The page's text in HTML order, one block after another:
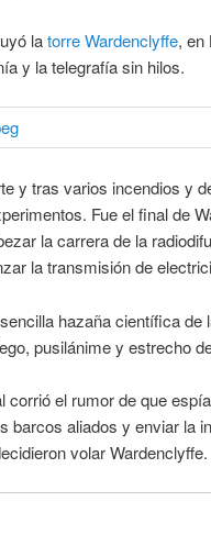
latorre Wardenclyffe, en
y la telegrafía sin hilos.
y tras varios incendios y
Fue el final de
la carrera de la
la transmisión de
hazaña científica de
pusilánime y estrecho
corrió el rumor de que
barcos aliados y enviar la
volar Wardenclyffe.